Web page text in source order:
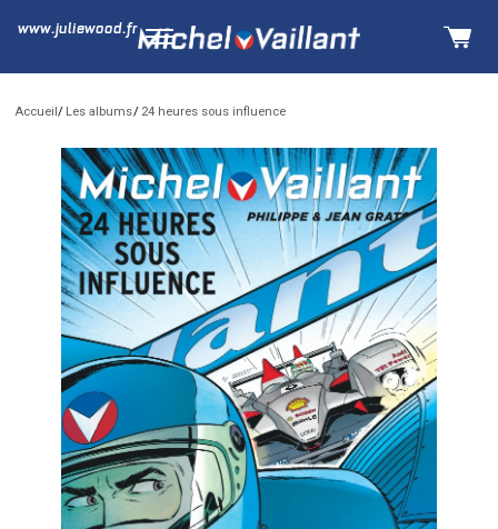
www.juliewood.fr
Accueil Les albums 24 heures sous influence